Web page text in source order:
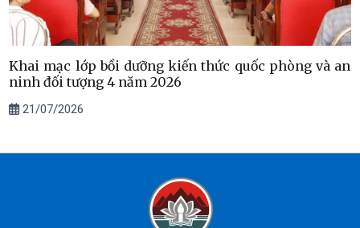
Khai mạc lớp bồi dưỡng kiến thức quốc phòng và an
ninh đối tượng 4 năm 2026
21/07/2026